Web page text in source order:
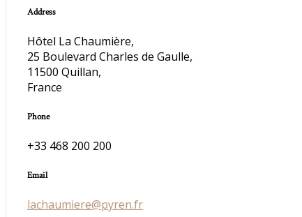
Address
Hôtel La Chaumière,
25 Boulevard Charles de Gaulle,
11500 Quillan,
France
Phone
+33 468 200 200
Email
lachaumiere@pyren.fr